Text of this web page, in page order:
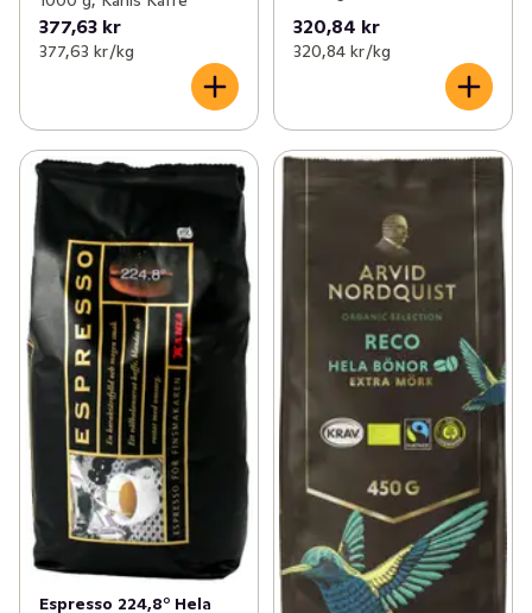
377,63 kr
377,63 kr /kg
320,84 kr
320,84 kr /kg
Espresso 224,8° Hela